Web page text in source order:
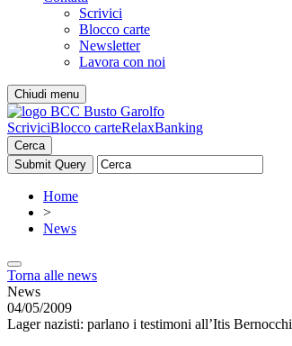
Scrivici
Blocco carte
Newsletter
Lavora con noi
Chiudi menu
ScriviciBlocco carteRelaxBanking
Cerca
Home
>
News
Torna alle news
News
04/05/2009
Lager nazisti: parlano i testimoni all’Itis Bernocchi